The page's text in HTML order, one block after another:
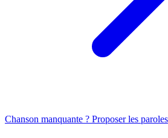
Chanson manquante ? Proposer les paroles